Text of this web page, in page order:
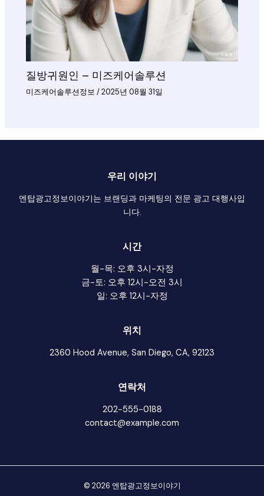
질방귀원인 – 미즈케어솔루션
미즈케어솔루션정보 /2025년 08월 31일
우리 이야기
엔탑광고정보이야기는 브랜딩과 마케팅의 전문 광고 대행사입
니다.
시간
월-목: 오후 3시-자정
금-토: 오후 12시-오전 3시
일: 오후 12시-자정
위치
2360 Hood Avenue, San Diego, CA, 92123
연락처
202-555-0188
contact@example.com
© 2026 엔탑광고정보이야기